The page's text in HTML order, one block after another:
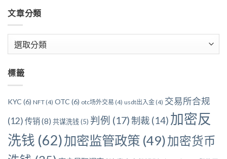
文章分類
類
標籤
KYC (6) NFT (4) OTC (6) otc场外交易 (4) usdt出入金 (4) 交易所合规
(12) 传销(8) 共谋洗钱(5) 判例 (17)制裁 (14) 加密反
洗钱 (62)加密监管政策 (49)加密货币